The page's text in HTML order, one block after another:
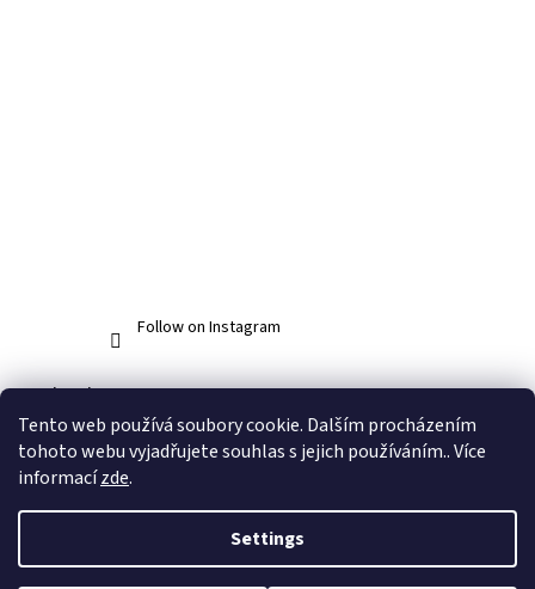
Tento web používá soubory cookie. Dalším procházením
tohoto webu vyjadřujete souhlas s jejich používáním.. Více
informacízde.
Settings
Follow on Instagram
Facebook